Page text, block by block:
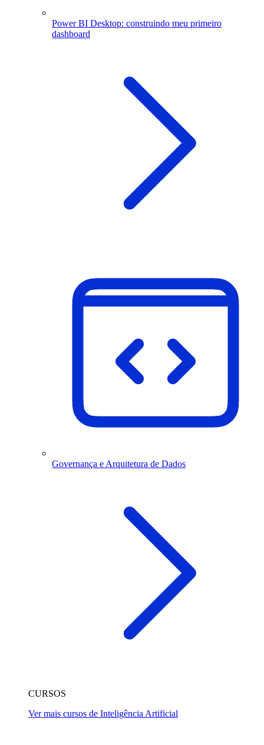
Power BI Desktop: construindo meu primeiro
dashboard
Governança e Arquitetura de Dados
CURSOS
Ver mais cursos de Inteligência Artificial